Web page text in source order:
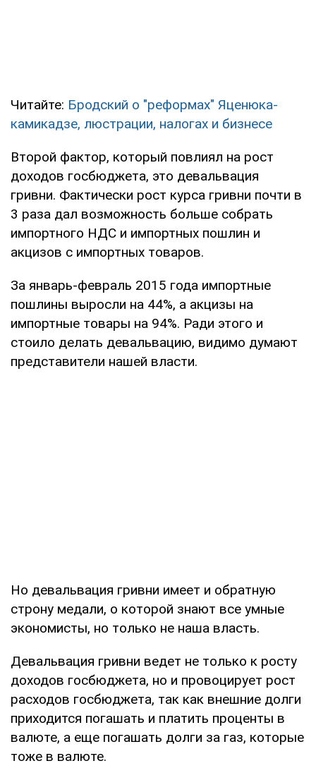
Читайте: Бродский о "реформах" Яценюка-
камикадзе, люстрации, налогах и бизнесе
Второй фактор, который повлиял на рост
доходов госбюджета, это девальвация
гривни. Фактически рост курса гривни почти в
3 раза дал возможность больше собрать
импортного НДС и импортных пошлин и
акцизов с импортных товаров.
За январь-февраль 2015 года импортные
пошлины выросли на 44%, а акцизы на
импортные товары на 94%. Ради этого и
стоило делать девальвацию, видимо думают
представители нашей власти.
Но девальвация гривни имеет и обратную
строну медали, о которой знают все умные
экономисты, но только не наша власть.
Девальвация гривни ведет не только к росту
доходов госбюджета, но и провоцирует рост
расходов госбюджета, так как внешние долги
приходится погашать и платить проценты в
валюте, а еще погашать долги за газ, которые
тоже в валюте.